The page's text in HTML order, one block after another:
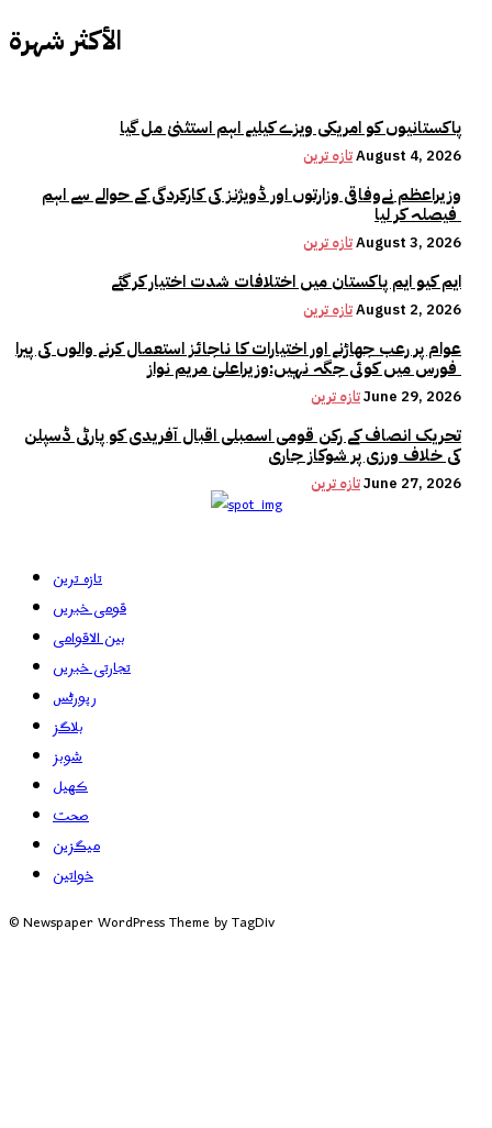
الأكثر شهرة
پاکستانیوں کو امریکی ویزے کیلیے اہم استثنیٰ مل گیا
تازہ ترینAugust 4, 2026
وزیراعظم نےوفاقی وزارتوں اور ڈویژنز کی کارکردگی کے حوالے سے اہم
تازہ ترینAugust 3, 2026
ایم کیو ایم پاکستان میں اختلافات شدت اختیار کر گئے
تازہ ترینAugust 2, 2026
عوام پر رعب جھاڑنے اور اختیارات کا ناجائز استعمال کرنے والوں کی پیرا
تازہ ترینJune 29, 2026
تحریک انصاف کے رکن قومی اسمبلی اقبال آفریدی کو پارٹی ڈسپلن
کی خلاف ورزی پر شوکاز جاری
تازہ ترینJune 27, 2026
تازہ ترین
قومی خبریں
بین الاقوامی
تجارتی خبریں
رپورٹس
بلاگز
شوبز
کھیل
صحت
میگزین
خواتین
© Newspaper WordPress Theme by TagDiv